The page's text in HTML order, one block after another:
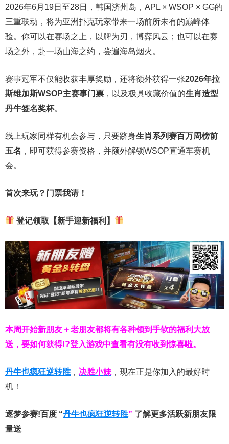
2026年6月19日至28日，韩国济州岛，APL × WSOP × GG的
三重联动，将为亚洲扑克玩家带来一场前所未有的巅峰体
验。 你可以在赛场之上，以牌为刃，博弈风云；也可以在赛
场之外，赴一场山海之约，尝遍海岛烟火。
赛事冠军不仅能收获丰厚奖励，还将额外获得一张2026年拉
斯维加斯WSOP主赛事门票 ，以及极具收藏价值的生肖造型
丹牛签名奖杯。
线上玩家同样有机会参与，只要跻身生肖系列赛百万周榜前
五名 ，即可获得参赛资格，并额外解锁WSOP直通车赛机
会。
首次来玩？门票我请！
登记领取【新手迎新福利】
本周开始新朋友＋老朋友都将有各种领到手软的福利大放
送，要如何获得!?登入游戏中查看有没有收到惊喜啦。
丹牛也疯狂逆转胜， 决胜小妹，现在正是你加入的最好时
机！
逐梦参赛!百度 “丹牛也疯狂逆转胜” 了解更多活跃新朋友限
量送